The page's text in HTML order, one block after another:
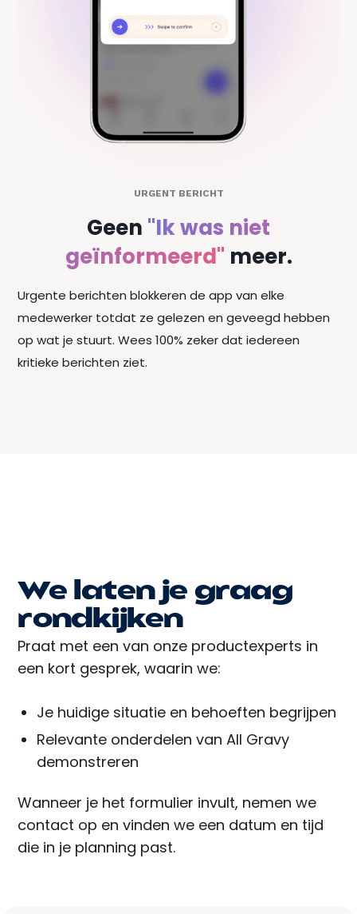
URGENT BERICHT
Geen "Ik was niet
geïnformeerd" meer.
Urgente berichten blokkeren de app van elke
medewerker totdat ze gelezen en geveegd hebben
op wat je stuurt. Wees 100% zeker dat iedereen
kritieke berichten ziet.
We laten je graag
rondkijken
Praat met een van onze productexperts in
een kort gesprek, waarin we:
Je huidige situatie en behoeften begrijpen
Relevante onderdelen van All Gravy
demonstreren
Wanneer je het formulier invult, nemen we
contact op en vinden we een datum en tijd
die in je planning past.